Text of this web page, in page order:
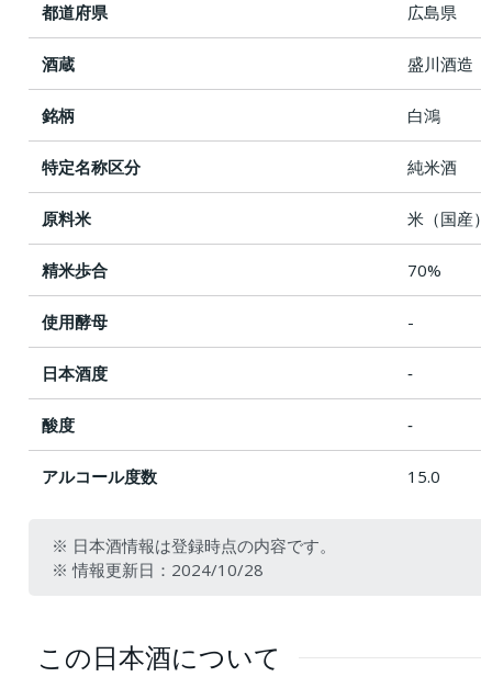
都道府県 広島県
酒蔵 盛川酒造
銘柄 白鴻
特定名称区分 純米酒
原料米 米（国産）
精米歩合 70%
使用酵母 -
日本酒度 ‐
酸度 ‐
アルコール度数 15.0
※ 日本酒情報は登録時点の内容です。
※ 情報更新日：2024/10/28
この日本酒について